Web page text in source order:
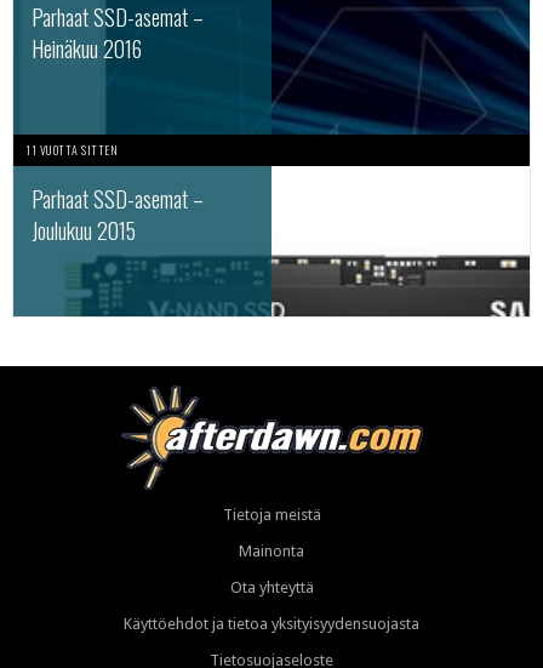
Parhaat SSD-asemat –
Heinäkuu 2016
11 VUOTTA SITTEN
Parhaat SSD-asemat –
Joulukuu 2015
Tietoja meistä
Mainonta
Ota yhteyttä
Käyttöehdot ja tietoa yksityisyydensuojasta
Tietosuojaseloste